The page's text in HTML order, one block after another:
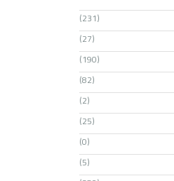
(231)
(27)
(190)
(82)
(2)
(25)
(0)
(5)